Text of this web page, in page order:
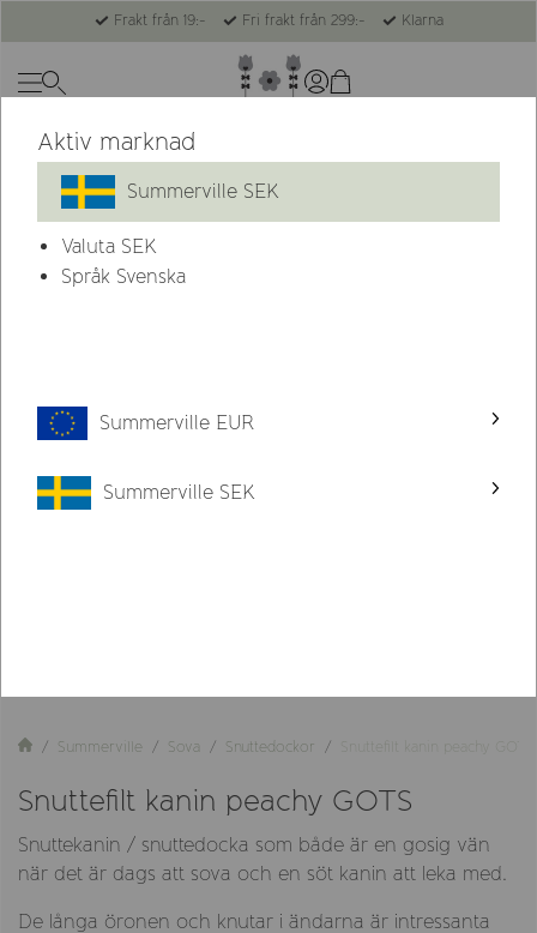
Frakt från 19:- Fri frakt från 299:- Klarna
Summerville Sova Snuttedockor Snuttefilt kanin peachy GOTS
Snuttefilt kanin peachy GOTS
Snuttekanin / snuttedocka som både är en gosig vän
när det är dags att sova och en söt kanin att leka med.
De långa öronen och knutar i ändarna är intressanta
Aktiv marknad
Summerville SEK
Valuta SEK
Språk Svenska
Summerville EUR
Summerville SEK